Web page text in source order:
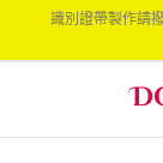
content
識別證帶製作請